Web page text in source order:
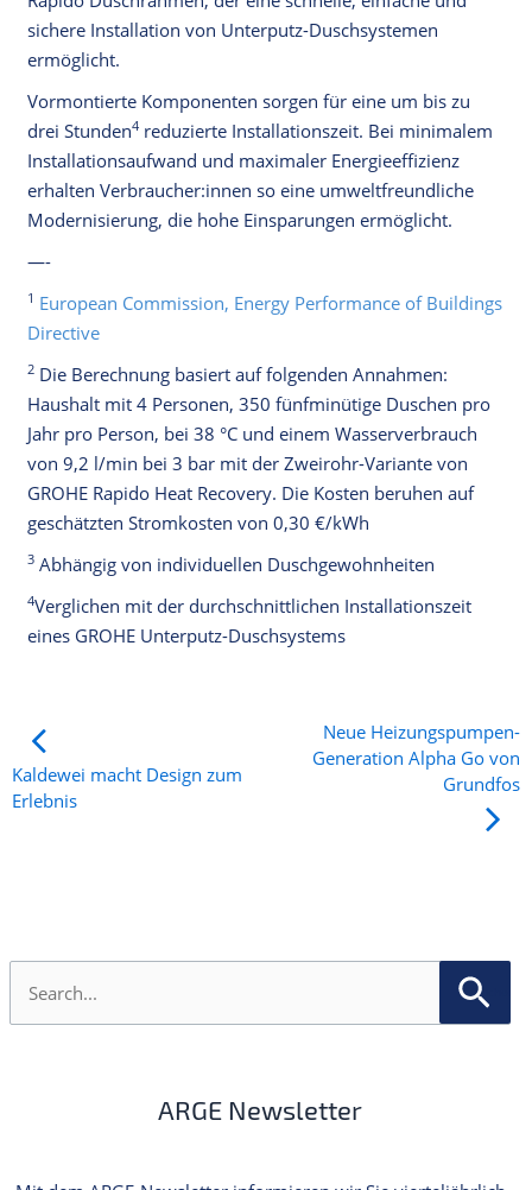
sichere Installation von Unterputz-Duschsystemen
ermöglicht.
Vormontierte Komponenten sorgen für eine um bis zu
drei Stunden4 reduzierte Installationszeit. Bei minimalem
Installationsaufwand und maximaler Energieeffizienz
erhalten Verbraucher:innen so eine umweltfreundliche
Modernisierung, die hohe Einsparungen ermöglicht.
—-
1 European Commission, Energy Performance of Buildings
Directive
2 Die Berechnung basiert auf folgenden Annahmen:
Haushalt mit 4 Personen, 350 fünfminütige Duschen pro
Jahr pro Person, bei 38 °C und einem Wasserverbrauch
von 9,2 l/min bei 3 bar mit der Zweirohr-Variante von
GROHE Rapido Heat Recovery. Die Kosten beruhen auf
geschätzten Stromkosten von 0,30 €/kWh
3 Abhängig von individuellen Duschgewohnheiten
4Verglichen mit der durchschnittlichen Installationszeit
eines GROHE Unterputz-Duschsystems
Kaldewei macht Design zum
Erlebnis
Neue Heizungspumpen-
Generation Alpha Go von
Grundfos
h
ARGE Newsletter